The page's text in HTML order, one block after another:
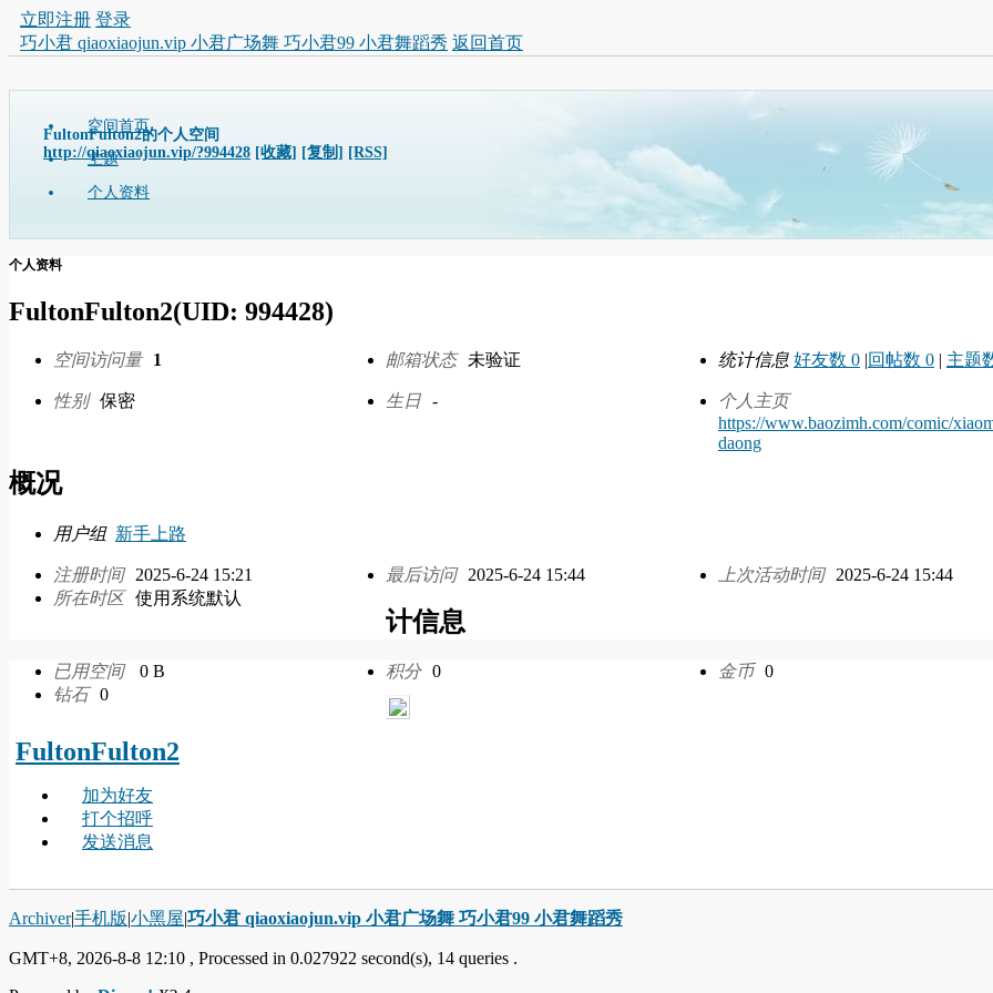
立即注册 登录
巧小君 qiaoxiaojun.vip 小君广场舞 巧小君99 小君舞蹈秀 返回首页
FultonFulton2的个人空间
http://qiaoxiaojun.vip/?994428 [收藏] [复制] [RSS]
空间首页
主题
个人资料
个人资料
FultonFulton2(UID: 994428)
空间访问量 1 邮箱状态 未验证 统计信息 好友数 0 |回帖数 0 | 主题
性别 保密 生日 -
个人主页
https://www.baozimh.com/comic/
daong
概况
用户组 新手上路
注册时间 2025-6-24 15:21 最后访问 2025-6-24 15:44 上次活动时间
2025-6-24 15:44
所在时区 使用系统默认
计信息
已用空间 0 B 积分 0 金币 0
钻石 0
FultonFulton2
加为好友
打个招呼
发送消息
Archiver|手机版|小黑屋|巧小君 qiaoxiaojun.vip 小君广场舞 巧小君99 小君舞蹈秀
GMT+8, 2026-8-8 12:10 , Processed in 0.027922 second(s), 14 queries .